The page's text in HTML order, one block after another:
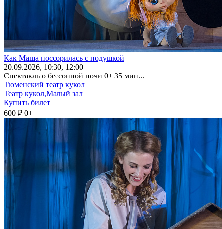
Как Маша поссорилась с подушкой
20.09.2026, 10:30, 12:00
Спектакль о бессонной ночи 0+ 35 мин...
Тюменский театр кукол
Театр кукол,Малый зал
Купить билет
600 ₽ 0+